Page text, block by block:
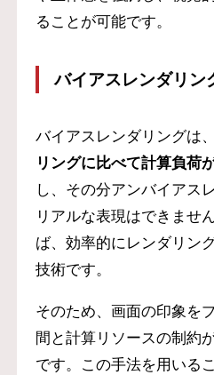
ることが可能です。
バイアスレンダリン
バイアスレンダリングは、
リングに比べて計算負荷
し、その分アンバイアス
リアルな表現はできませ
ば、効率的にレンダリン
技術です。
そのため、画面の印象を
間と計算リソースの制約
です。この手法を用いる